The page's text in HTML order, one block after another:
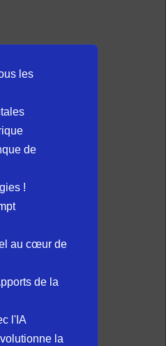
les
de
!
au cœur de
de la
l'IA
la